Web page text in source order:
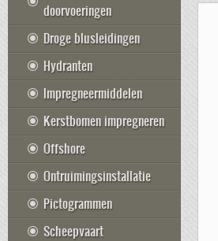
doorvoeringen
Droge blusleidingen
Hydranten
Impregneermiddelen
Kerstbomen impregneren
Offshore
Ontruimingsinstallatie
Pictogrammen
Scheepvaart